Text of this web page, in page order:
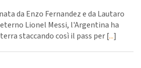
da Enzo Fernandez e da Lautaro
Lionel Messi, l'Argentina ha
staccando così il pass per [...]